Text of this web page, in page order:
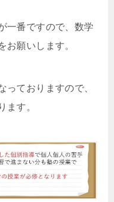
一番ですので、数学
お願いします。
っておりますので、
ます。